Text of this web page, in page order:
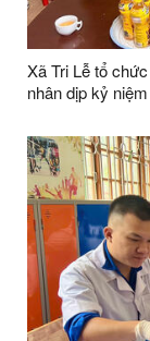
Xã Tri Lễ tổ
nhân dịp kỷ